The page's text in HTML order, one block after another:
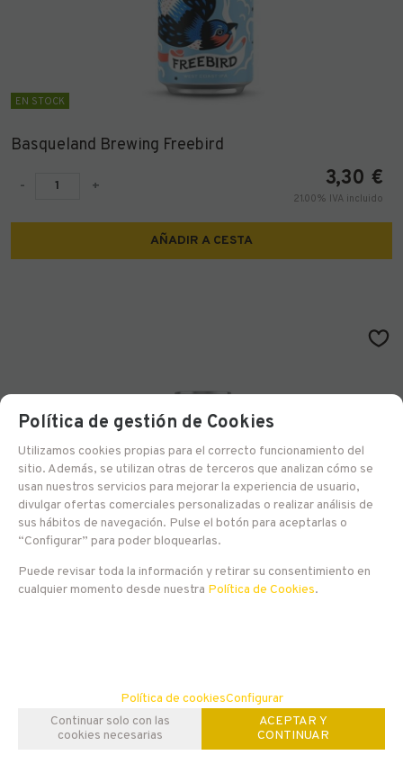
EN STOCK
Basqueland Brewing Freebird
3,30 €
21.00% IVA incluido
- +
AÑADIR A CESTA
AGOTADO
Basqueland Brewing Hero
Política de gestión de Cookies
Utilizamos cookies propias para el correcto funcionamiento del
sitio. Además, se utilizan otras de terceros que analizan cómo se
usan nuestros servicios para mejorar la experiencia de usuario,
divulgar ofertas comerciales personalizadas o realizar análisis de
sus hábitos de navegación. Pulse el botón para aceptarlas o
“Configurar” para poder bloquearlas.
Puede revisar toda la información y retirar su consentimiento en
cualquier momento desde nuestra Política de Cookies.
Política de cookiesConfigurar
Continuar solo con las
cookies necesarias
ACEPTAR Y
CONTINUAR